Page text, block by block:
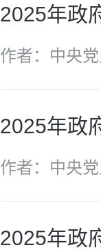
2025年政
作者：中央
2025年政
作者：中央
2025年政